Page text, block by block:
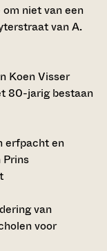
niet van een
van A.
Koen Visser
80-jarig bestaan
erfpacht en
Prins
van
voor